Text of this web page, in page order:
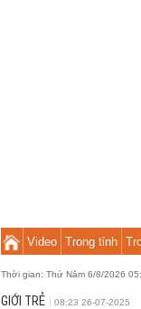
Video Trong tỉnh
Thời gian: Thứ Năm 6/8/2026
GIỚI TRẺ 08:23 26-07-2025